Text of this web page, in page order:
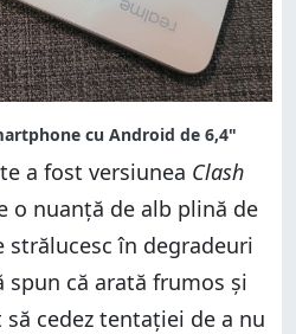
a fost versiunea Clash
o nuanță de alb plină de
strălucesc în degradeuri
spun că arată frumos și
cedez tentației de a nu